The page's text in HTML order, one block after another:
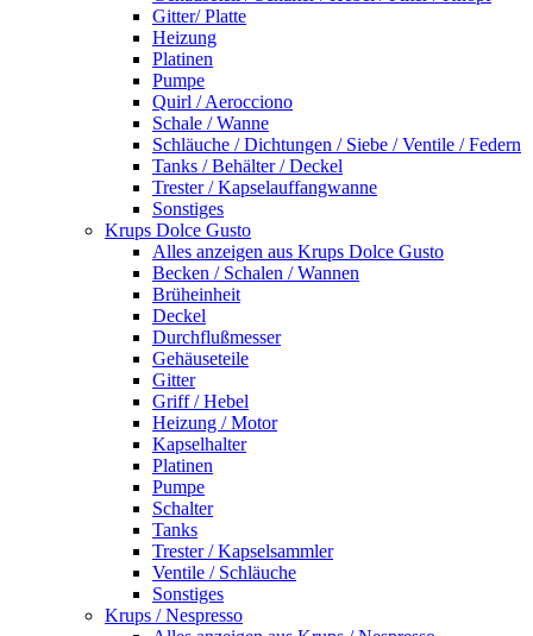
Gitter/ Platte
Heizung
Platinen
Pumpe
Quirl / Aerocciono
Schale / Wanne
Schläuche / Dichtungen / Siebe / Ventile / Federn
Tanks / Behälter / Deckel
Trester / Kapselauffangwanne
Sonstiges
Krups Dolce Gusto
Alles anzeigen aus Krups Dolce Gusto
Becken / Schalen / Wannen
Brüheinheit
Deckel
Durchflußmesser
Gehäuseteile
Gitter
Griff / Hebel
Heizung / Motor
Kapselhalter
Platinen
Pumpe
Schalter
Tanks
Trester / Kapselsammler
Ventile / Schläuche
Sonstiges
Krups / Nespresso